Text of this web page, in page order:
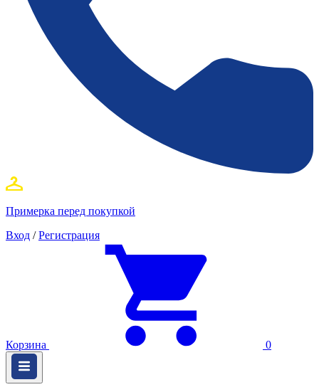
Примерка перед покупкой
Вход / Регистрация
Корзина 0